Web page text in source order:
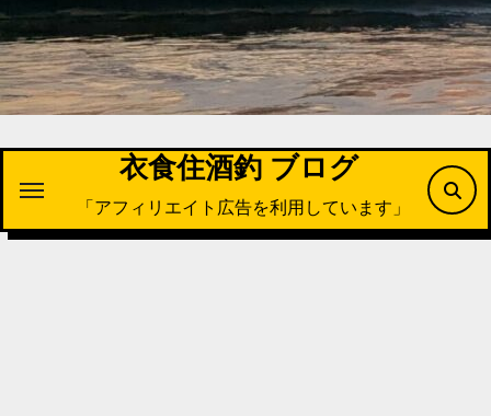
衣食住酒釣 ブログ
「アフィリエイト広告を利用しています」